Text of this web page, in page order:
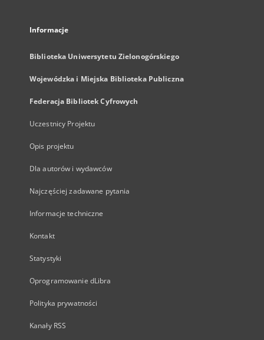
Informacje
Biblioteka Uniwersytetu Zielonogórskiego
Wojewódzka i Miejska Biblioteka Publiczna
Federacja Bibliotek Cyfrowych
Uczestnicy Projektu
Opis projektu
Dla autorów i wydawców
Najczęściej zadawane pytania
Informacje techniczne
Kontakt
Statystyki
Oprogramowanie dLibra
Polityka prywatności
Kanały RSS